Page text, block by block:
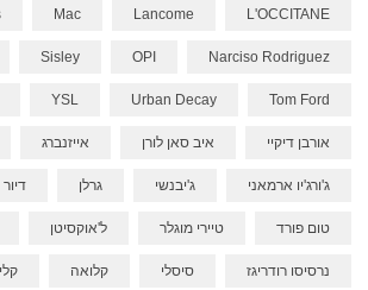
L'OCCITANE
Lancome
Mac
Narciso Rodriguez
OPI
Sisley
Tom Ford
Urban Decay
YSL
אורבן דיקיי איב סאן לורן אייזנברג
ג'ורג'יו ארמאני ג'יבנשי גרלן דיור
טום פורד טיירי מוגלר ל'אוקסיטן
נרסיסו רודריגז סיסלי קלואה